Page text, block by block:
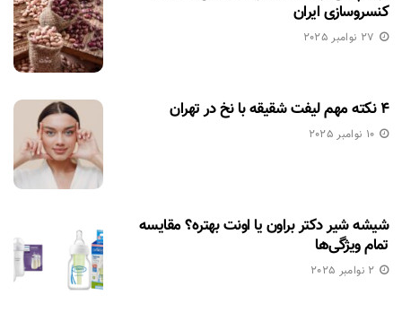
کنسروسازی ایران
27 نوامبر 2025
۴ نکته مهم لیفت شقیقه با نخ در تهران
10 نوامبر 2025
شیشه شیر دکتر براون یا اونت بهتره؟ مقایسه
تمام ویژگی‌ها
2 نوامبر 2025